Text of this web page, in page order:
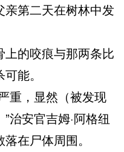
亲第二天在树林中发
的咬痕与那两条比
能。
，显然（被发现
治安官吉姆·阿格纽
在尸体周围。